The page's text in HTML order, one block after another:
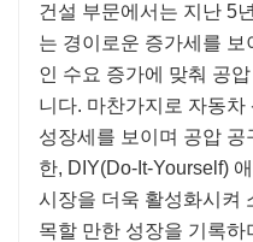
건설 부문에서는 지난 5
는 경이로운 증가세를
인 수요 증가에 맞춰 공
니다. 마찬가지로 자동
성장세를 보이며 공압
한, DIY(Do-It-Yourself)
시장을 더욱 활성화시켜
목할 만한 성장을 기록하